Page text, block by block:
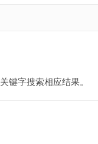
键字搜索相应结果。